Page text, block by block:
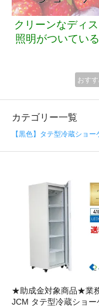
クリーンなディ
照明がついてい
おす
カテゴリー一覧
【黒色】タテ型冷蔵ショー
★助成金対象商品★業
JCM タテ型冷蔵ショー